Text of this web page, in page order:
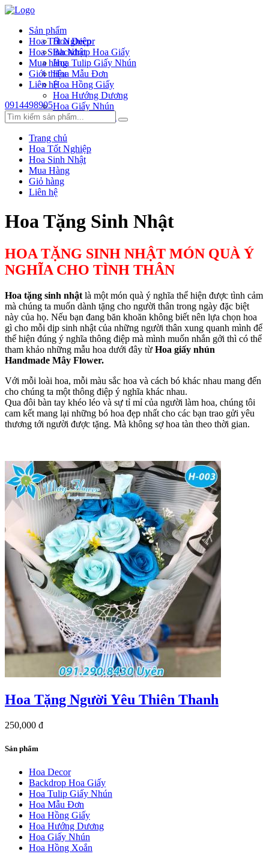
Sản phẩm
Hoa Decor
Backdrop Hoa Giấy
Hoa Tulip Giấy Nhún
Hoa Mẫu Đơn
Hoa Hồng Giấy
Hoa Hướng Dương
Hoa Giấy Nhún
Hoa Hồng Xoắn
Hoa Tốt Nghiệp
Hoa Sinh Nhật
Mua hàng
Giới thiệu
Liên hệ
0914498905
Trang chủ
Hoa Tốt Nghiệp
Hoa Sinh Nhật
Mua Hàng
Giỏ hàng
Liên hệ
Hoa Tặng Sinh Nhật
HOA TẶNG SINH NHẬT MÓN QUÀ Ý
NGHĨA CHO TÌNH THÂN
Hoa tặng sinh nhật là một món quà ý nghĩa thể hiện được tình cảm
mà chúng ta muốn dành tặng cho người thân trong ngày đặc biệt
này của họ. Nếu bạn đang băn khoăn không biết nên lựa chọn hoa
gì cho mỗi dịp sinh nhật của những người thân xung quanh mình để
thể hiện đúng ý nghĩa thông điệp mà mình muốn nhắn gởi thì có thể
tham khảo những mẫu hoa dưới đây từ Hoa giấy nhún
Handmade Mây Flower.
Với mỗi loài hoa, mỗi màu sắc hoa và cách bó khác nhau mang đến
cho chúng ta một thông điệp ý nghĩa khác nhau.
Qua đôi bàn tay khéo léo và sự tỉ mỉ của người làm hoa, chúng tôi
cam kết mang lại những bó hoa đẹp nhất cho các bạn trao gửi yêu
thương tới người được tặng. Mà không sợ hoa tàn theo thời gian.
Hoa Tặng Người Yêu Thiên Thanh
250,000 đ
Sản phẩm
Hoa Decor
Backdrop Hoa Giấy
Hoa Tulip Giấy Nhún
Hoa Mẫu Đơn
Hoa Hồng Giấy
Hoa Hướng Dương
Hoa Giấy Nhún
Hoa Hồng Xoắn